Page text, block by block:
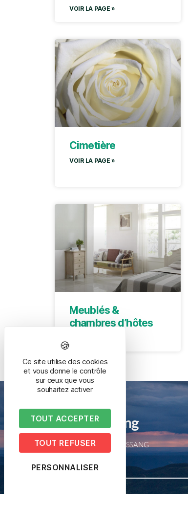
VOIR LA PAGE »
Cimetière
VOIR LA PAGE »
Meublés &
chambres d’hôtes
Mairie de Bussang
2 place de la mairie – 88540 BUSSANG
Tél. 03 29 61 50 05
Ce site utilise des cookies
et vous donne le contrôle
sur ceux que vous
souhaitez activer
TOUT ACCEPTER
TOUT REFUSER
PERSONNALISER